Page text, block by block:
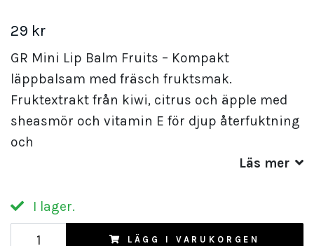
29 kr
GR Mini Lip Balm Fruits – Kompakt
läppbalsam med fräsch fruktsmak.
Fruktextrakt från kiwi, citrus och äpple med
sheasmör och vitamin E för djup återfuktning
och
Läs mer
I lager.
LÄGG I VARUKORGEN